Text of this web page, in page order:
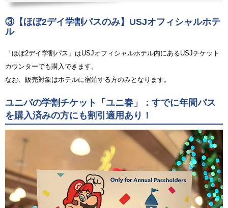
③【ほぼ2デイ学割パスのみ】USJオフィシャルホテ
ル
「ほぼ2デイ学割パス」はUSJオフィシャルホテル内にあるUSJチケット
カウンターでも購入できます。
なお、販売対象はホテルに宿泊する方のみとなります。
ユニバの学割チケット「ユニ春」：すでに年間パス
を購入済みの方にも割引適用あり！